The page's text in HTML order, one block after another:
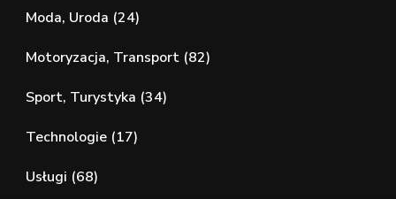
Moda, Uroda (24)
Motoryzacja, Transport (82)
Sport, Turystyka (34)
Technologie (17)
Usługi (68)